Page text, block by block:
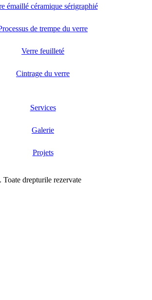
émaillé céramique sérigraphié
de trempe du verre
Verre feuilleté
Cintrage du verre
Services
Galerie
Projets
drepturile rezervate